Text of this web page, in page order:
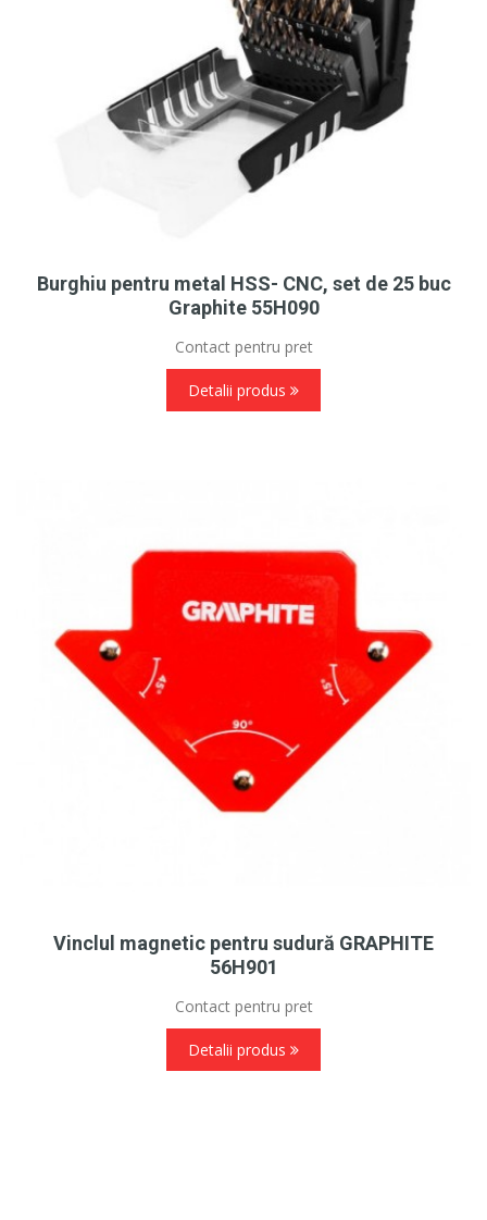
Burghiu pentru metal HSS- CNC, set de 25 buc
Graphite 55H090
Contact pentru pret
Detalii produs
Vinclul magnetic pentru sudură GRAPHITE
56H901
Contact pentru pret
Detalii produs